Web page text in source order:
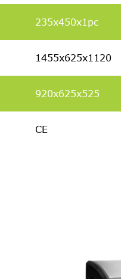
235x450x1pc
1455x625x1120
920x625x525
CE